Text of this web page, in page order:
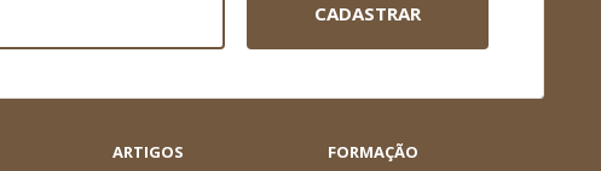
CADASTRAR
ARTIGOS
FORMAÇÃO